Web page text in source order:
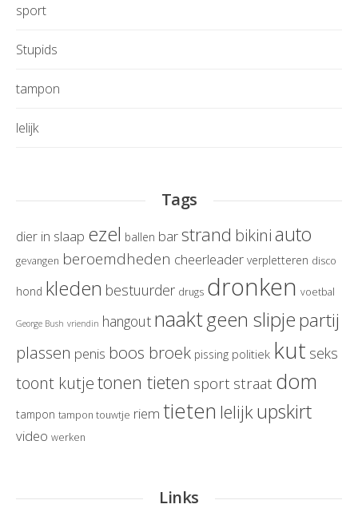
sport
Stupids
tampon
lelijk
Tags
dier in slaap ezel ballen bar strand bikiniauto
gevangen beroemdheden cheerleader verpletteren disco
hond kleden bestuurder drugs dronken voetbal
George Bush vriendin hangout naaktgeen slipjepartij
plassen penis boos broek pissing politiek kut seks
toont kutjetonen tieten sport straat dom
tampon tampon touwtje riem tieten lelijk upskirt
video werken
Links